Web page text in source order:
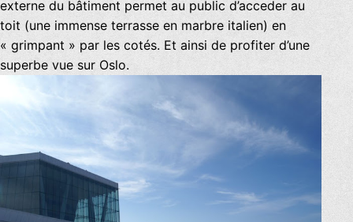
externe du bâtiment permet au public d’acceder au
toit (une immense terrasse en marbre italien) en
« grimpant » par les cotés. Et ainsi de profiter d’une
superbe vue sur Oslo.